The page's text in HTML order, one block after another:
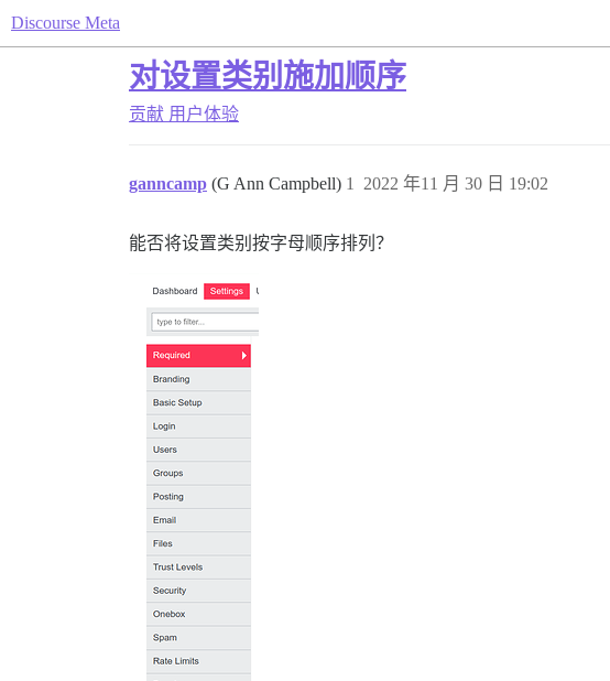
Discourse Meta
对设置类别施加顺序
贡献 用户体验
ganncamp (G Ann Campbell) 2022 年11 月 30 日 19:02
1
能否将设置类别按字母顺序排列？